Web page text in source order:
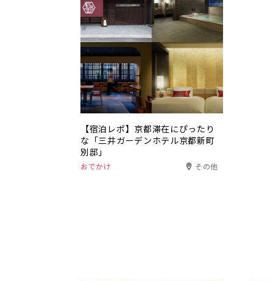
【宿泊レポ】京都滞在にぴったり
な「三井ガーデンホテル京都新町
別邸」
おでかけ その他